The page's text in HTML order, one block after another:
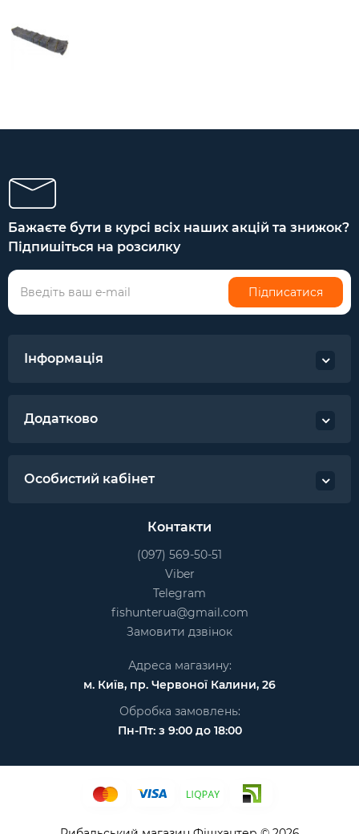
Бажаєте бути в курсі всіх наших акцій та знижок?
Підпишіться на розсилку
Підписатися
Інформація
Додатково
Особистий кабінет
Контакти
(097) 569-50-51
Viber
Telegram
fishunterua@gmail.com
Замовити дзвінок
Адреса магазину:
м. Київ, пр. Червоної Калини, 26
Обробка замовлень:
Пн-Пт: з 9:00 до 18:00